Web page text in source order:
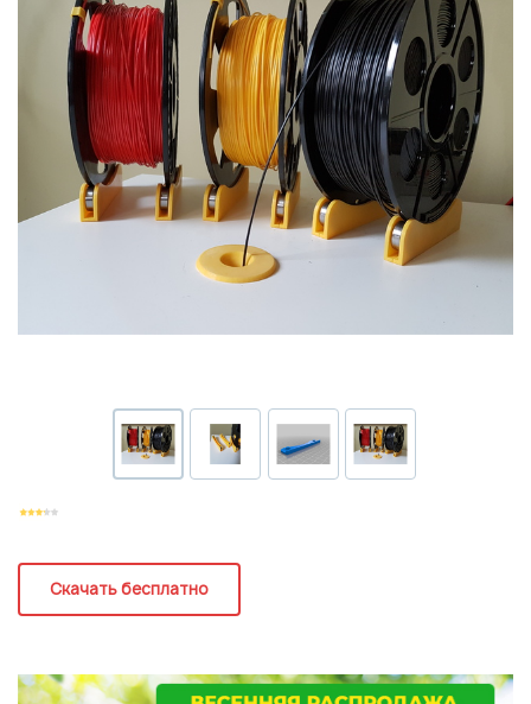
Скачать бесплатно
Накопительные скидки
Розыгрыши подарков
Доступ в закрытый клуб
ВОЙТИ ЧЕРЕЗ GOOGLE
Нажимая на кнопку "Отправить", вы даете согласие на обработку
персональных данных
Отправить
Нажимая на кнопку "Отправить", вы даете согласие на обработку
персональных данных
Или войти через соц сети
ВОЙТИ ЧЕРЕЗ GOOGLE
Отправить
Нажимая на кнопку "Отправить", вы даете согласие на обработку
персональных данных